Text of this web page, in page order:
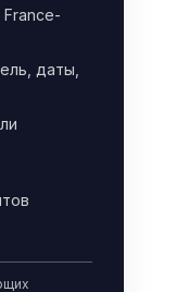
France-
даты,